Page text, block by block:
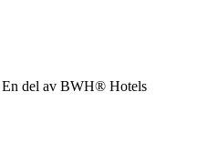
En del av BWH® Hotels